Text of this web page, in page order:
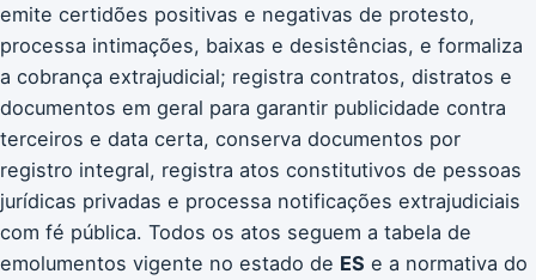
emite certidões positivas e negativas de protesto,
processa intimações, baixas e desistências, e formaliza
a cobrança extrajudicial; registra contratos, distratos e
documentos em geral para garantir publicidade contra
terceiros e data certa, conserva documentos por
registro integral, registra atos constitutivos de pessoas
jurídicas privadas e processa notificações extrajudiciais
com fé pública. Todos os atos seguem a tabela de
emolumentos vigente no estado de ES e a normativa do